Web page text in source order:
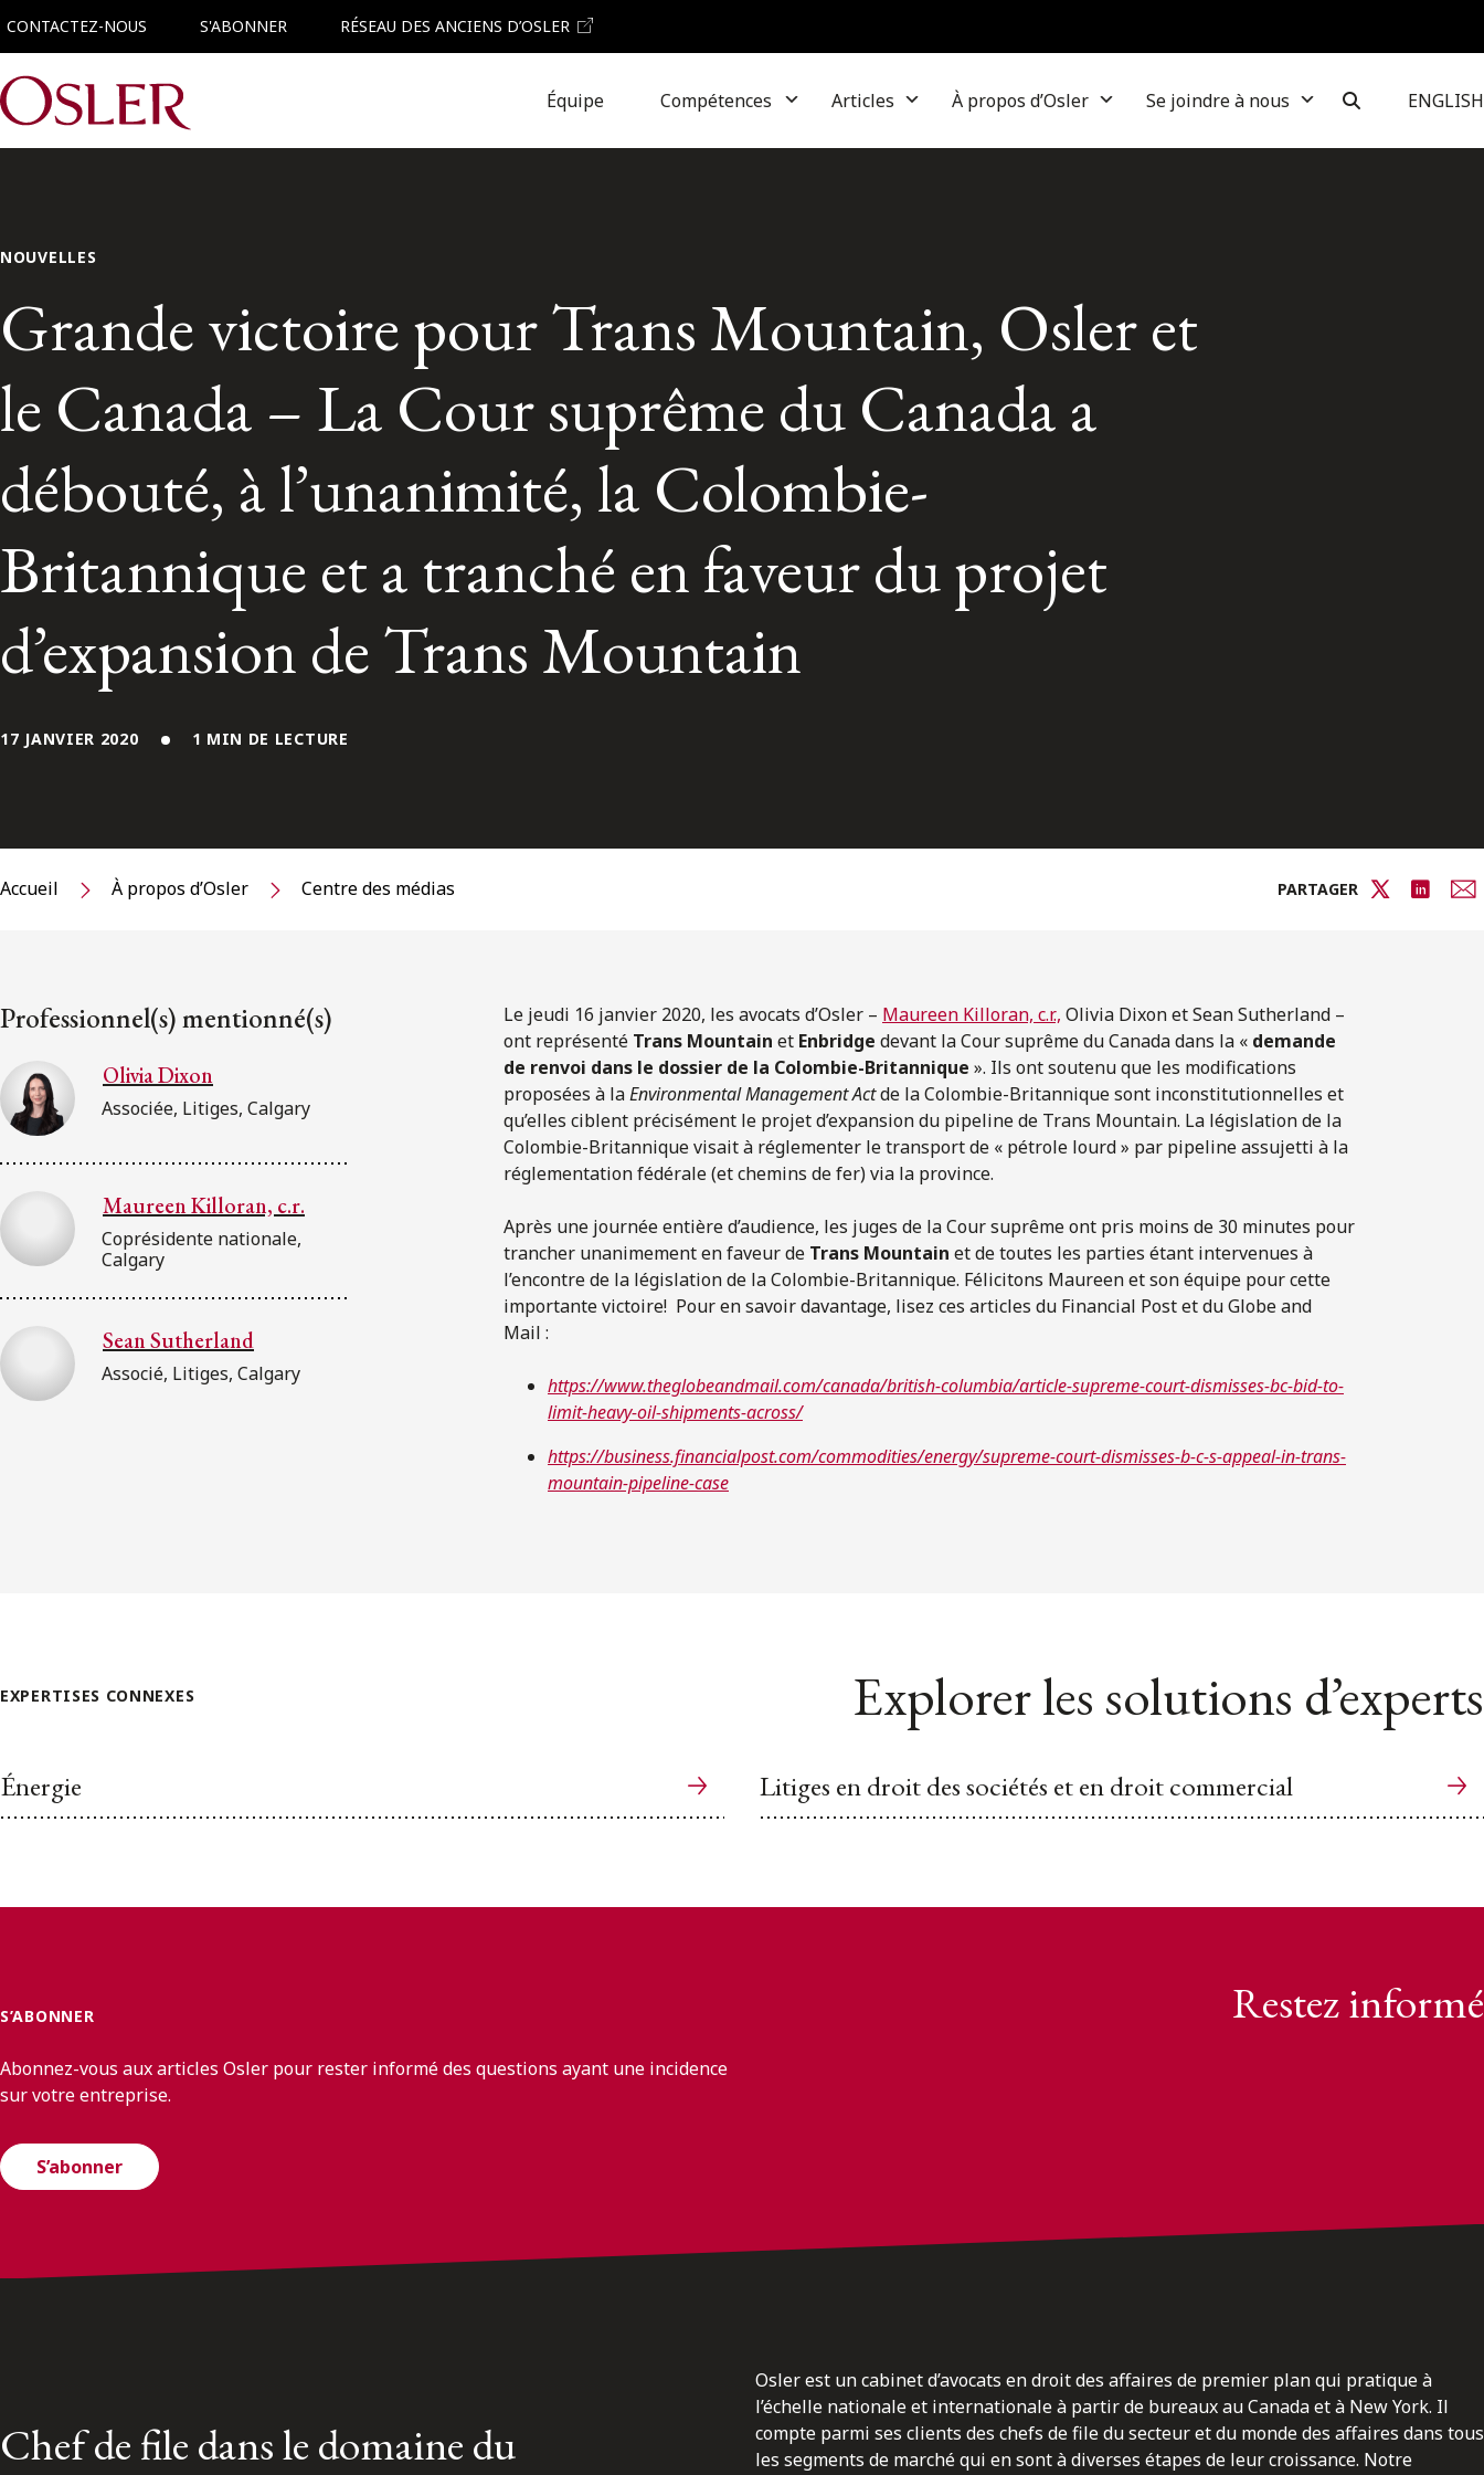
CONTACTEZ-NOUS S'ABONNER RÉSEAU DES ANCIENS D’OSLER
Main Navigation Équipe Compétences Articles À propos d’Osler Se joindre à nous ENGLISH
NOUVELLES
Grande victoire pour Trans Mountain, Osler et
le Canada – La Cour suprême du Canada a
débouté, à l’unanimité, la Colombie-
Britannique et a tranché en faveur du projet
d’expansion de Trans Mountain
17 JANVIER 2020 1 MIN DE LECTURE
Accueil À propos d’Osler Centre des médias PARTAGER
Professionnel(s) mentionné(s)
Olivia Dixon
Associée, Litiges, Calgary
Maureen Killoran, c.r.
Coprésidente nationale,
Calgary
Sean Sutherland
Associé, Litiges, Calgary
Le jeudi 16 janvier 2020, les avocats d’Osler – Maureen Killoran, c.r., Olivia Dixon et Sean Sutherland –
ont représenté Trans Mountain et Enbridge devant la Cour suprême du Canada dans la « demande
de renvoi dans le dossier de la Colombie-Britannique ». Ils ont soutenu que les modifications
proposées à laEnvironmental Management Actde la Colombie-Britannique sont inconstitutionnelles et
qu’elles ciblent précisément le projet d’expansion du pipeline de Trans Mountain. La législation de la
Colombie-Britannique visait à réglementer le transport de « pétrole lourd » par pipeline assujetti à la
réglementation fédérale (et chemins de fer) via la province.
Après une journée entière d’audience, les juges de la Cour suprême ont pris moins de 30 minutes pour
trancher unanimement en faveur de Trans Mountain et de toutes les parties étant intervenues à
l’encontre de la législation de la Colombie-Britannique. Félicitons Maureen et son équipe pour cette
importante victoire! Pour en savoir davantage, lisez ces articles du Financial Post et du Globe and
Mail :
https://www.theglobeandmail.com/canada/british-columbia/article-supreme-court-dismisses-bc-bid-to-
limit-heavy-oil-shipments-across/
https://business.financialpost.com/commodities/energy/supreme-court-dismisses-b-c-s-appeal-in-trans-
mountain-pipeline-case
EXPERTISES CONNEXES Explorer les solutions d’experts
Énergie Litiges en droit des sociétés et en droit commercial
S’ABONNER Restez informé
Abonnez-vous aux articles Osler pour rester informé des questions ayant une incidence
sur votre entreprise.
S’abonner
Chef de file dans le domaine du
Osler est un cabinet d’avocats en droit des affaires de premier plan qui pratique à
l’échelle nationale et internationale à partir de bureaux au Canada et à New York. Il
compte parmi ses clients des chefs de file du secteur et du monde des affaires dans tous
les segments de marché qui en sont à diverses étapes de leur croissance. Notre